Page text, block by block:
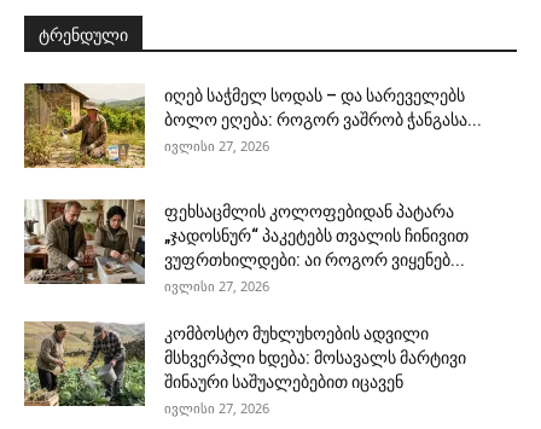
ტრენდული
იღებ საჭმელ სოდას – და სარეველებს
ბოლო ეღება: როგორ ვაშრობ ჭანგასა...
ივლისი 27, 2026
ფეხსაცმლის კოლოფებიდან პატარა
„ჯადოსნურ“ პაკეტებს თვალის ჩინივით
ვუფრთხილდები: აი როგორ ვიყენებ...
ივლისი 27, 2026
კომბოსტო მუხლუხოების ადვილი
მსხვერპლი ხდება: მოსავალს მარტივი
შინაური საშუალებებით იცავენ
ივლისი 27, 2026